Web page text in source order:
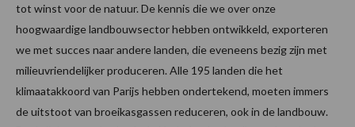
tot winst voor de natuur. De kennis die we over onze
hoogwaardige landbouwsector hebben ontwikkeld, exporteren
we met succes naar andere landen, die eveneens bezig zijn met
milieuvriendelijker produceren. Alle 195 landen die het
klimaatakkoord van Parijs hebben ondertekend, moeten immers
de uitstoot van broeikasgassen reduceren, ook in de landbouw.